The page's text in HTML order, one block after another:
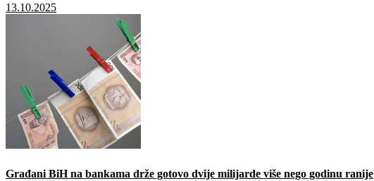
13.10.2025
Građani BiH na bankama drže gotovo dvije milijarde više nego godinu ranije